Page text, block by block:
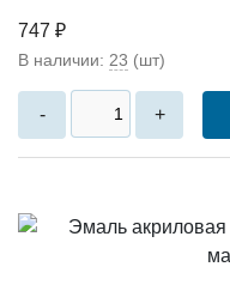
747 ₽
В наличии: 23 (шт)
- +